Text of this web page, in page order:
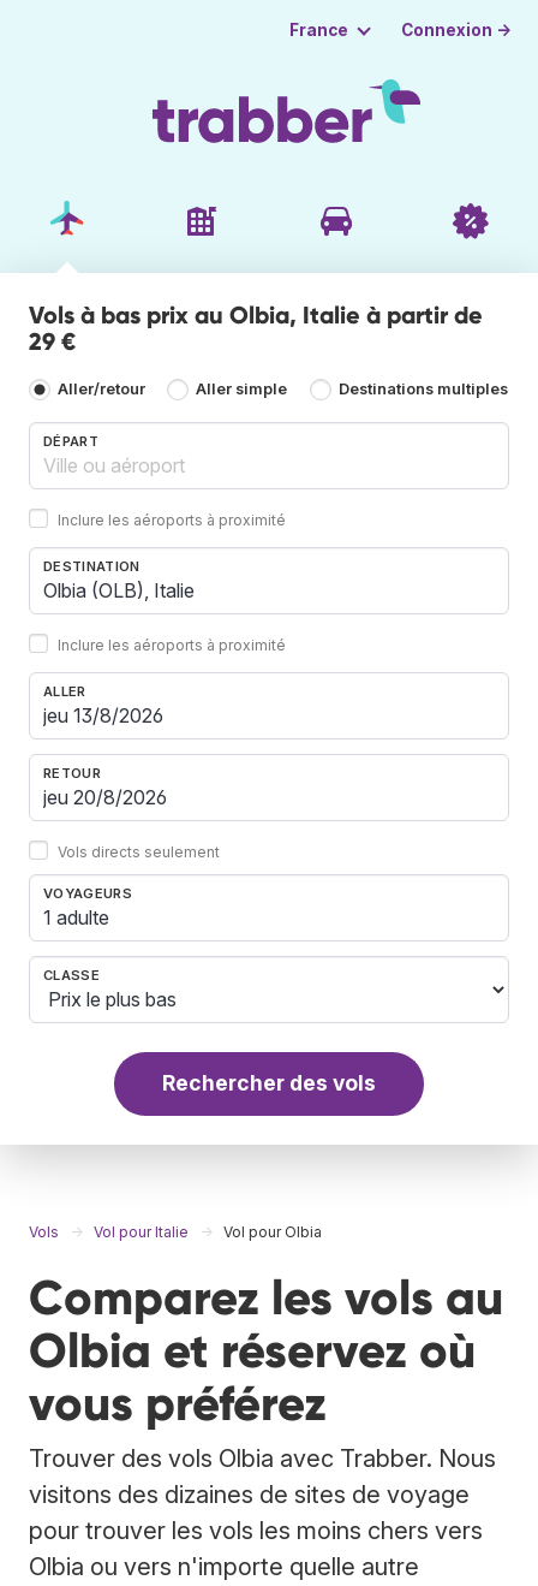
France Connexion →
Vols à bas prix au Olbia, Italie à partir de
29 €
Aller/retour Aller simple Destinations multiples
DÉPART
Inclure les aéroports à proximité
DESTINATION
Inclure les aéroports à proximité
ALLER
RETOUR
Vols directs seulement
VOYAGEURS
1 adulte
CLASSE
Rechercher des vols
Vols Vol pour Italie Vol pour Olbia
Comparez les vols au
Olbia et réservez où
vous préférez
Trouver des vols Olbia avec Trabber. Nous
visitons des dizaines de sites de voyage
pour trouver les vols les moins chers vers
Olbia ou vers n'importe quelle autre